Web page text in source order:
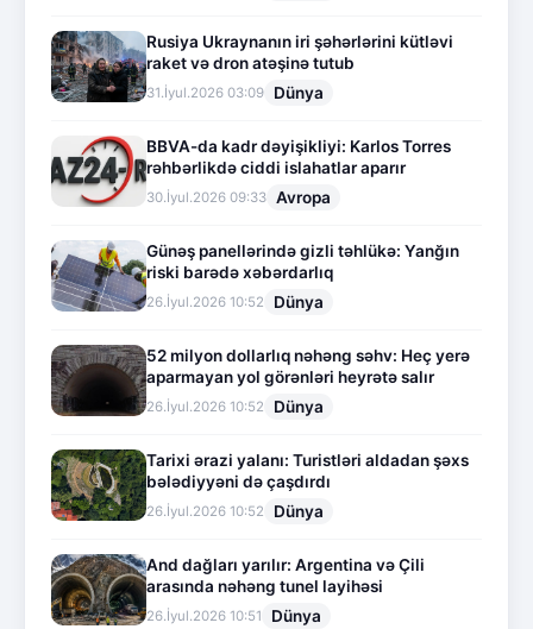
Rusiya Ukraynanın iri şəhərlərini kütləvi
raket və dron atəşinə tutub
31.İyul.2026 03:09 Dünya
BBVA-da kadr dəyişikliyi: Karlos Torres
rəhbərlikdə ciddi islahatlar aparır
30.İyul.2026 09:33 Avropa
Günəş panellərində gizli təhlükə: Yanğın
riski barədə xəbərdarlıq
26.İyul.2026 10:52 Dünya
52 milyon dollarlıq nəhəng səhv: Heç yerə
aparmayan yol görənləri heyrətə salır
26.İyul.2026 10:52 Dünya
Tarixi ərazi yalanı: Turistləri aldadan şəxs
bələdiyyəni də çaşdırdı
26.İyul.2026 10:52 Dünya
And dağları yarılır: Argentina və Çili
arasında nəhəng tunel layihəsi
26.İyul.2026 10:51 Dünya